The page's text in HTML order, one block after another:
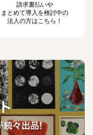
請求書払いや
まとめて導入を検討中の
法人の方はこちら！